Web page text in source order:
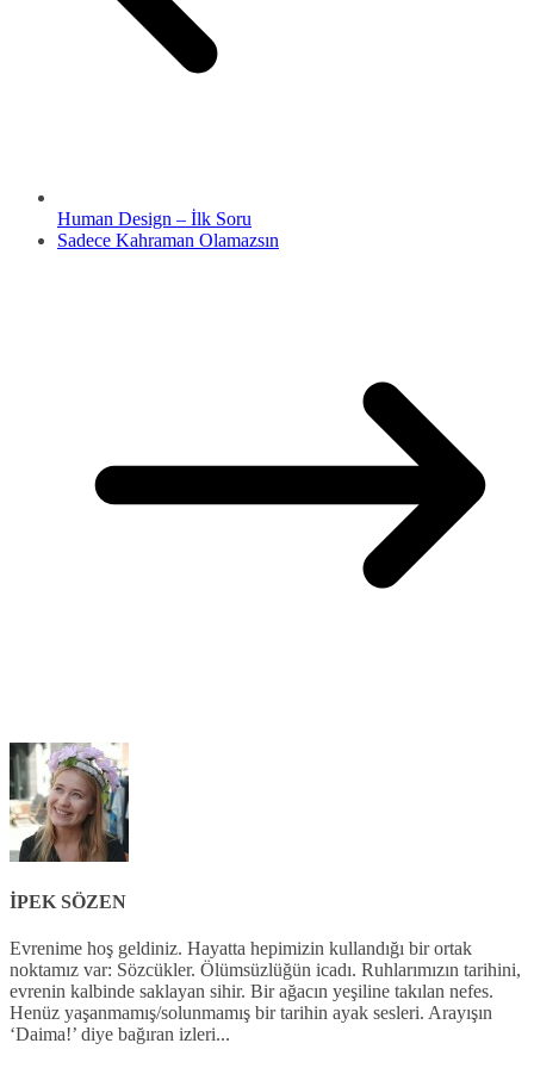
Human Design – İlk Soru
Sadece Kahraman Olamazsın
İPEK SÖZEN
Evrenime hoş geldiniz. Hayatta hepimizin kullandığı bir ortak
noktamız var: Sözcükler. Ölümsüzlüğün icadı. Ruhlarımızın tarihini,
evrenin kalbinde saklayan sihir. Bir ağacın yeşiline takılan nefes.
Henüz yaşanmamış/solunmamış bir tarihin ayak sesleri. Arayışın
‘Daima!’ diye bağıran izleri...